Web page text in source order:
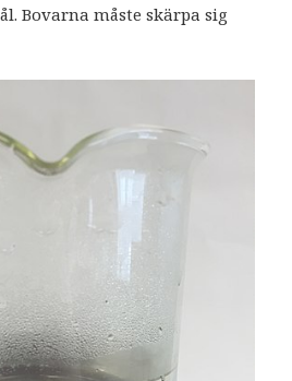
Bovarna måste skärpa sig